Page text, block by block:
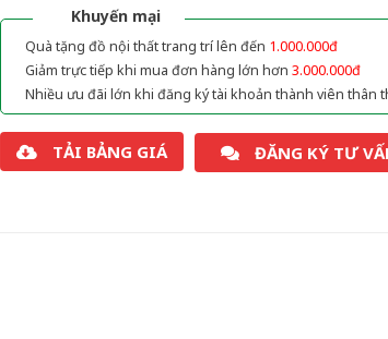
Khuyến mại
Quà tặng đồ nội thất trang trí lên đến 1.000.000đ
Giảm trực tiếp khi mua đơn hàng lớn hơn 3.000.000đ
Nhiều ưu đãi lớn khi đăng ký tài khoản thành viên thân
TẢI BẢNG GIÁ ĐĂNG KÝ TƯ